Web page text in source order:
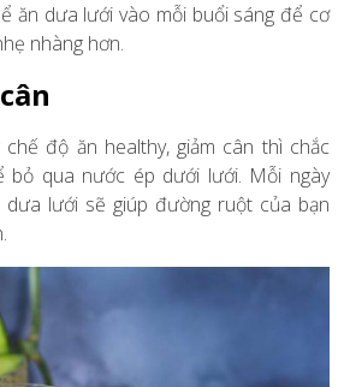
ăn dưa lưới vào mỗi buổi sáng để cơ
nhàng hơn.
độ ăn healthy, giảm cân thì chắc
bỏ qua nước ép dưới lưới. Mỗi ngày
lưới sẽ giúp đường ruột của bạn